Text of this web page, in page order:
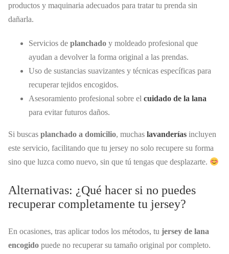
productos y maquinaria adecuados para tratar tu prenda sin
dañarla.
Servicios de planchado y moldeado profesional que
ayudan a devolver la forma original a las prendas.
Uso de sustancias suavizantes y técnicas específicas para
recuperar tejidos encogidos.
Asesoramiento profesional sobre el cuidado de la lana
para evitar futuros daños.
Si buscas planchado a domicilio, muchas lavanderías incluyen
este servicio, facilitando que tu jersey no solo recupere su forma
sino que luzca como nuevo, sin que tú tengas que desplazarte.
Alternativas: ¿Qué hacer si no puedes
recuperar completamente tu jersey?
En ocasiones, tras aplicar todos los métodos, tu jersey de lana
encogido puede no recuperar su tamaño original por completo.